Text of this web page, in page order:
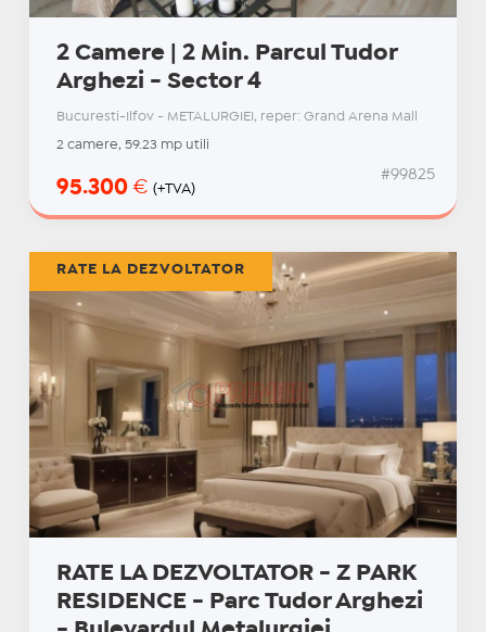
2 Camere | 2 Min. Parcul Tudor
Arghezi - Sector 4
Bucuresti-Ilfov - METALURGIEI, reper: Grand Arena Mall
2 camere, 59.23 mp utili
95.300 € (+TVA)
#99825
RATE LA DEZVOLTATOR - Z PARK
RESIDENCE - Parc Tudor Arghezi
RATE LA DEZVOLTATOR